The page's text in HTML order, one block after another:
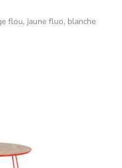
flou, jaune fluo, blanche